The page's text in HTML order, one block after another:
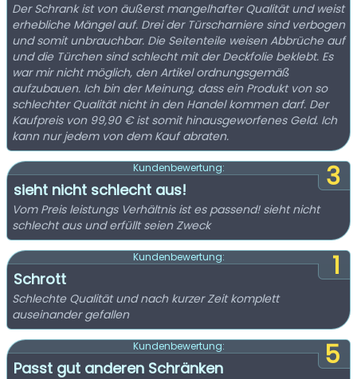
Der Schrank ist von äußerst mangelhafter Qualität und weist
erhebliche Mängel auf. Drei der Türscharniere sind verbogen
und somit unbrauchbar. Die Seitenteile weisen Abbrüche auf
und die Türchen sind schlecht mit der Deckfolie beklebt. Es
war mir nicht möglich, den Artikel ordnungsgemäß
aufzubauen. Ich bin der Meinung, dass ein Produkt von so
schlechter Qualität nicht in den Handel kommen darf. Der
Kaufpreis von 99,90 € ist somit hinausgeworfenes Geld. Ich
kann nur jedem von dem Kauf abraten.
3
Kundenbewertung:
sieht nicht schlecht aus!
Vom Preis leistungs Verhältnis ist es passend! sieht nicht
schlecht aus und erfüllt seien Zweck
1
Kundenbewertung:
Schrott
Schlechte Qualität und nach kurzer Zeit komplett
auseinander gefallen
5
Kundenbewertung:
Passt gut anderen Schränken